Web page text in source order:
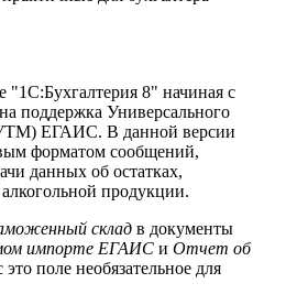
8" начиная с
поддержка Универсального
ЕГАИС. В данной версии
форматом сообщений,
данных об остатках,
продукции.
склад в документы
импорте ЕГАИС и Отчет об
это поле необязательное для